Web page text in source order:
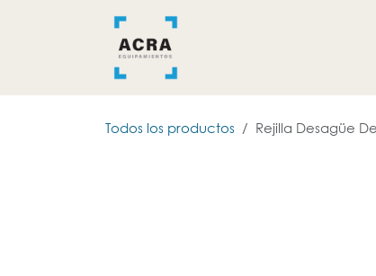
Todos los productos Rejilla Desagüe